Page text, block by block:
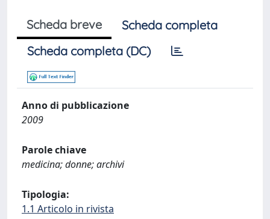
Scheda breve
Scheda completa
Scheda completa (DC)
Anno di pubblicazione
2009
Parole chiave
medicina; donne; archivi
Tipologia:
1.1 Articolo in rivista